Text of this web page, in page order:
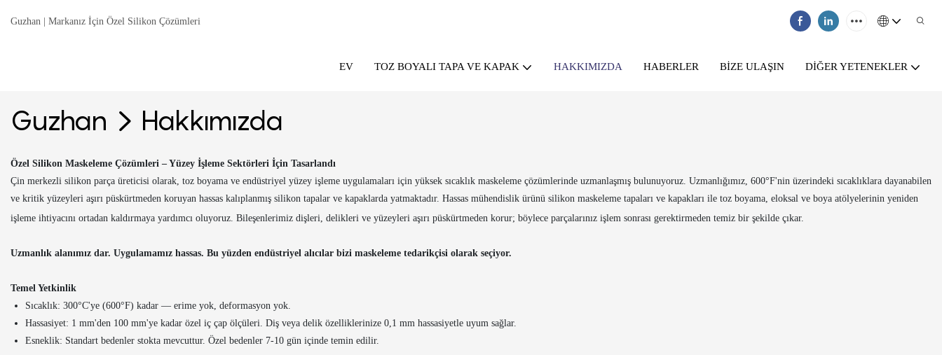
Guzhan | Markanız İçin Özel Silikon Çözümleri
EV TOZ BOYALI TAPA VE KAPAK HAKKIMIZDA HABERLER BIZE ULAŞIN DIĞER YETENEKLER
Guzhan Hakkımızda
Özel Silikon Maskeleme Çözümleri – Yüzey İşleme Sektörleri İçin Tasarlandı
Çin merkezli silikon parça üreticisi olarak, toz boyama ve endüstriyel yüzey işleme uygulamaları için yüksek sıcaklık maskeleme çözümlerinde uzmanlaşmış bulunuyoruz. Uzmanlığımız, 600°F'nin üzerindeki sıcaklıklara dayanabilen
ve kritik yüzeyleri aşırı püskürtmeden koruyan hassas kalıplanmış silikon tapalar ve kapaklarda yatmaktadır. Hassas mühendislik ürünü silikon maskeleme tapaları ve kapakları ile toz boyama, eloksal ve boya atölyelerinin yeniden
işleme ihtiyacını ortadan kaldırmaya yardımcı oluyoruz. Bileşenlerimiz dişleri, delikleri ve yüzeyleri aşırı püskürtmeden korur; böylece parçalarınız işlem sonrası gerektirmeden temiz bir şekilde çıkar.
Uzmanlık alanımız dar. Uygulamamız hassas. Bu yüzden endüstriyel alıcılar bizi maskeleme tedarikçisi olarak seçiyor.
Temel Yetkinlik
Sıcaklık: 300°C'ye (600°F) kadar — erime yok, deformasyon yok.
Hassasiyet: 1 mm'den 100 mm'ye kadar özel iç çap ölçüleri. Diş veya delik özelliklerinize 0,1 mm hassasiyetle uyum sağlar.
Esneklik: Standart bedenler stokta mevcuttur. Özel bedenler 7-10 gün içinde temin edilir.